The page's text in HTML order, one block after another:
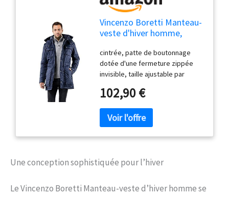
Vincenzo Boretti Manteau-
veste d'hiver homme,
élegant-casual,
imperméable, capuche
détachable et grandes
poches doublées douces,
chaud par temps froid bleu
foncé M
cintrée, patte de boutonnage
dotée d'une fermeture zippée
invisible, taille ajustable par
capuche amovible, capuche
longues logo-application en métal
sur la manche, poche de poitrine,
2 poches extérieures latérales,
doublure: polyester, doublure
intérieure intégrée,
hydrofuge, coupe-vent couleur
102,90 €
Une conception sophistiquée pour l’hiver
Le Vincenzo Boretti Manteau-veste d’hiver homme se